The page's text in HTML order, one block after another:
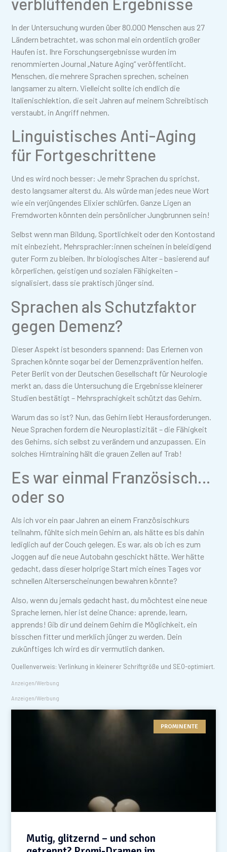
In der Untersuchung wurden über 80.000 Menschen aus 27
Ländern betrachtet, was schon mal ein ordentlich großer
Haufen ist. Ihre Forschungsergebnisse wurden im
renommierten Journal „Nature Aging“ veröffentlicht.
Menschen, die mehrere Sprachen sprechen, scheinen
langsamer zu altern. Vielleicht sollte ich endlich die
Italienischlektion, die seit Jahren auf meinem Schreibtisch
verstaubt, in Angriff nehmen.
Linguistisches Anti-Aging
für Fortgeschrittene
Und es wird noch besser: Je mehr Sprachen du sprichst,
desto langsamer alterst du. Als würde man jedes neue Wort
wie ein verjüngendes Elixier schlürfen. Ganze Ligen an
Fremdworten könnten dein persönlicher Jungbrunnen sein!
Selbst wenn man Bildung, Sportlichkeit oder den Kontostand
mit einbezieht, Mehrsprachler:innen scheinen in beleidigend
guter Form zu bleiben. Ihr biologisches Alter – basierend auf
körperlichen, geistigen und sozialen Fähigkeiten –
signalisiert, dass sie praktisch jünger sind.
Sprachen als Schutzfaktor
gegen Demenz?
Dieser Aspekt ist besonders spannend: Das Erlernen von
Sprachen könnte sogar bei der Demenzprävention helfen.
Peter Berlit von der Deutschen Gesellschaft für Neurologie
merkt an, dass die Untersuchung die Ergebnisse kleinerer
Studien bestätigt – Mehrsprachigkeit schützt das Gehirn.
Warum das so ist? Nun, das Gehirn liebt Herausforderungen.
Neue Sprachen fordern die Neuroplastizität – die Fähigkeit
des Gehirns, sich selbst zu verändern und anzupassen. Ein
solches Hirntraining hält die grauen Zellen auf Trab!
Es war einmal Französisch…
oder so
Als ich vor ein paar Jahren an einem Französischkurs
teilnahm, fühlte sich mein Gehirn an, als hätte es bis dahin
lediglich auf der Couch gelegen. Es war, als ob ich es zum
Joggen auf die neue Autobahn geschickt hätte. Wer hätte
gedacht, dass dieser holprige Start mich eines Tages vor
schnellen Alterserscheinungen bewahren könnte?
Also, wenn du jemals gedacht hast, du möchtest eine neue
Sprache lernen, hier ist deine Chance: aprende, learn,
apprends! Gib dir und deinem Gehirn die Möglichkeit, ein
bisschen fitter und merklich jünger zu werden. Dein
zukünftiges Ich wird es dir vermutlich danken.
Quellenverweis: Verlinkung in kleinerer Schriftgröße und SEO-optimiert.
Anzeigen/Werbung
Anzeigen/Werbung
PROMINENTE
Mutig, glitzernd – und schon